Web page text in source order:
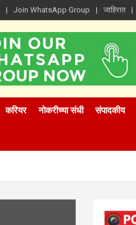
Join WhatsApp Group जाहिरात
करियर नोकरीच्या संधी संपादकीय